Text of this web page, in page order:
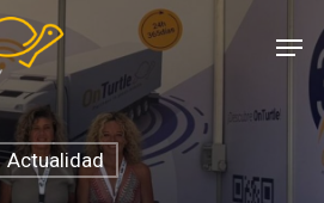
Actualidad